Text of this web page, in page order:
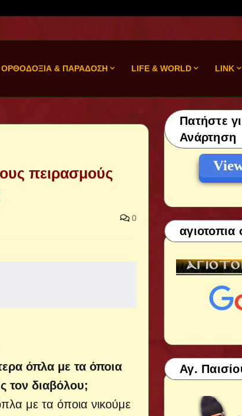
ΟΡΘΟΔΟΞΙΑ & ΠΑΡΑΔΟΣΗ LIFE & WORLD LINK
πειρασμούς
0
όπλα με τα όποια
τον διαβόλου;
με τα όποια νικούμε
Πατήστε
Ανάρτηση
Αγ.